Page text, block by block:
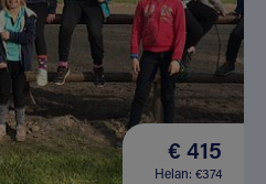
€ 415
Helan: €374